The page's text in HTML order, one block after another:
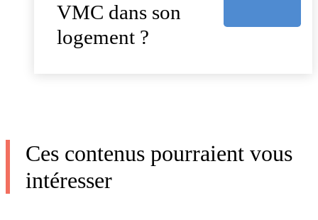
VMC dans son
logement ?
Ces contenus pourraient vous
intéresser